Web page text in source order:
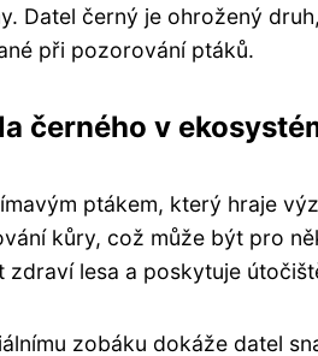
Datel černý je ohrožený
při pozorování ptáků.
černého v
ptákem, který hraje
kůry, což může být pro
zdraví lesa a poskytuje
zobáku dokáže datel